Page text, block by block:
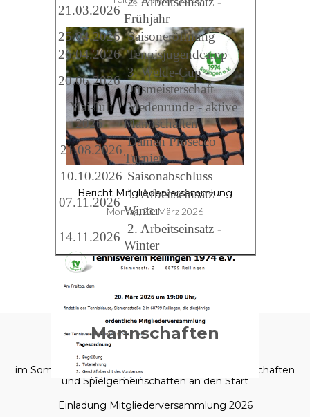
Bericht Mitgliederversammlung
Montag, 23. März 2026
Einladung Mitgliederversammlung 2026
21.03.2026
Frühjahr
25.04.2026 Saisoneröffnung
26.04.2026 Tennisjugendcamp
20.06.2026
3. Welde-Cup -
Ortsmeisterschaft
Mai-Juli
2026
Medenrunde - aktive
Mannschaften
21.08.2026
Damen Prosecco
Turnier
10.10.2026 Saisonabschluss
07.11.2026
1. Arbeitseinsatz -
Winter
14.11.2026
2. Arbeitseinsatz -
Winter
Mannschaften
im Sommer 2025 gehen wir mit folgenden Mannschaften
und Spielgemeinschaften an den Start